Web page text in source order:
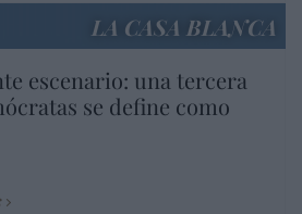
LA CASA BLANCA
escenario: una tercera
se define como